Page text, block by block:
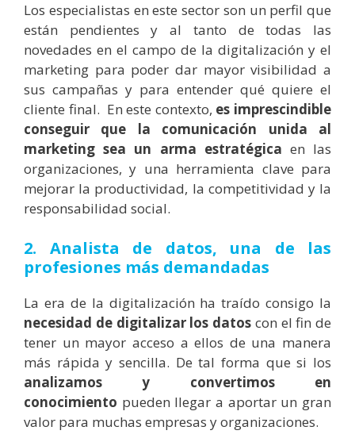
Los especialistas en este sector son un perfil que
están pendientes y al tanto de todas las
novedades en el campo de la digitalización y el
marketing para poder dar mayor visibilidad a
sus campañas y para entender qué quiere el
cliente final. En este contexto, es imprescindible
conseguir que la comunicación unida al
marketing sea un arma estratégica en las
organizaciones, y una herramienta clave para
mejorar la productividad, la competitividad y la
responsabilidad social.
2. Analista de datos, una de las
profesiones más demandadas
La era de la digitalización ha traído consigo la
necesidad de digitalizar los datos con el fin de
tener un mayor acceso a ellos de una manera
más rápida y sencilla. De tal forma que si los
analizamos y convertimos en
conocimiento pueden llegar a aportar un gran
valor para muchas empresas y organizaciones.